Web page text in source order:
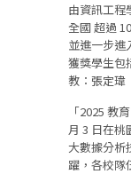
由資訊工程
全國 超過
並進一步進
獲獎學生包
教：張定瑋
「2025 教
月 3 日在
大數據分析
躍，各校隊